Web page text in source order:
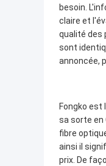
besoin.
claire et
qualité des
sont
annoncée,
Fongko est
sa sorte en
fibre
ainsi il
prix. De